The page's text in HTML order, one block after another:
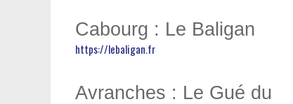
Cabourg : Le Baligan
https://lebaligan.fr
Avranches : Le Gué du